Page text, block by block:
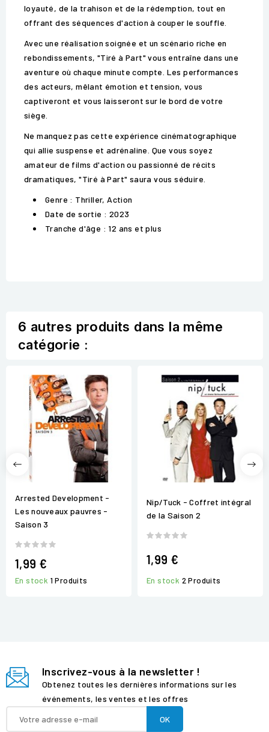
loyauté, de la trahison et de la rédemption, tout en
offrant des séquences d'action à couper le souffle.
Avec une réalisation soignée et un scénario riche en
rebondissements, "Tiré à Part" vous entraîne dans une
aventure où chaque minute compte. Les performances
des acteurs, mêlant émotion et tension, vous
captiveront et vous laisseront sur le bord de votre
siège.
Ne manquez pas cette expérience cinématographique
qui allie suspense et adrénaline. Que vous soyez
amateur de films d'action ou passionné de récits
dramatiques, "Tiré à Part" saura vous séduire.
Genre : Thriller, Action
Date de sortie : 2023
Tranche d'âge : 12 ans et plus
6 autres produits dans la même
catégorie :
Arrested Development -
Les nouveaux pauvres -
Saison 3
1,99 €
En stock 1 Produits
Nip/Tuck - Coffret intégral
de la Saison 2
1,99 €
En stock 2 Produits
Inscrivez-vous à la newsletter !
Obtenez toutes les dernières informations sur les
événements, les ventes et les offres